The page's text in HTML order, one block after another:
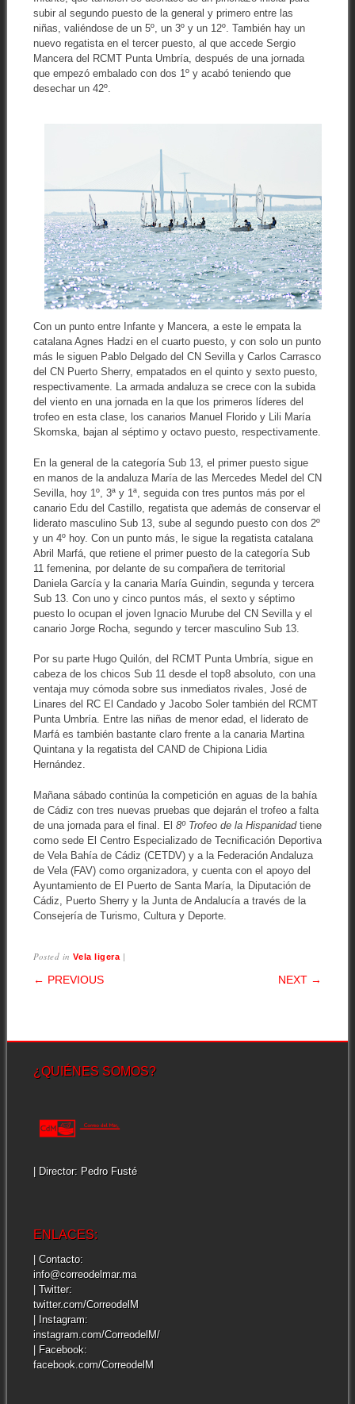
subir al segundo puesto de la general y primero entre las
niñas, valiéndose de un 5º, un 3º y un 12º. También hay un
nuevo regatista en el tercer puesto, al que accede Sergio
Mancera del RCMT Punta Umbría, después de una jornada
que empezó embalado con dos 1º y acabó teniendo que
desechar un 42º.
Con un punto entre Infante y Mancera, a este le empata la
catalana Agnes Hadzi en el cuarto puesto, y con solo un punto
más le siguen Pablo Delgado del CN Sevilla y Carlos Carrasco
del CN Puerto Sherry, empatados en el quinto y sexto puesto,
respectivamente. La armada andaluza se crece con la subida
del viento en una jornada en la que los primeros líderes del
trofeo en esta clase, los canarios Manuel Florido y Lili María
Skomska, bajan al séptimo y octavo puesto, respectivamente.
En la general de la categoría Sub 13, el primer puesto sigue
en manos de la andaluza María de las Mercedes Medel del CN
Sevilla, hoy 1º, 3ª y 1ª, seguida con tres puntos más por el
canario Edu del Castillo, regatista que además de conservar el
liderato masculino Sub 13, sube al segundo puesto con dos 2º
y un 4º hoy. Con un punto más, le sigue la regatista catalana
Abril Marfá, que retiene el primer puesto de la categoría Sub
11 femenina, por delante de su compañera de territorial
Daniela García y la canaria María Guindin, segunda y tercera
Sub 13. Con uno y cinco puntos más, el sexto y séptimo
puesto lo ocupan el joven Ignacio Murube del CN Sevilla y el
canario Jorge Rocha, segundo y tercer masculino Sub 13.
Por su parte Hugo Quilón, del RCMT Punta Umbría, sigue en
cabeza de los chicos Sub 11 desde el top8 absoluto, con una
ventaja muy cómoda sobre sus inmediatos rivales, José de
Linares del RC El Candado y Jacobo Soler también del RCMT
Punta Umbría. Entre las niñas de menor edad, el liderato de
Marfá es también bastante claro frente a la canaria Martina
Quintana y la regatista del CAND de Chipiona Lidia
Hernández.
Mañana sábado continúa la competición en aguas de la bahía
de Cádiz con tres nuevas pruebas que dejarán el trofeo a falta
de una jornada para el final. El 8º Trofeo de la Hispanidadtiene
como sede El Centro Especializado de Tecnificación Deportiva
de Vela Bahía de Cádiz (CETDV) y a la Federación Andaluza
de Vela (FAV) como organizadora, y cuenta con el apoyo del
Ayuntamiento de El Puerto de Santa María, la Diputación de
Cádiz, Puerto Sherry y la Junta de Andalucía a través de la
Consejería de Turismo, Cultura y Deporte.
Posted inVela ligera |
POST NAVIGATION
← PREVIOUS NEXT →
¿QUIÉNES SOMOS?
| Director: Pedro Fusté
ENLACES:
| Contacto:
info@correodelmar.ma
| Twitter:
twitter.com/CorreodelM
| Instagram:
instagram.com/CorreodelM/
| Facebook:
facebook.com/CorreodelM